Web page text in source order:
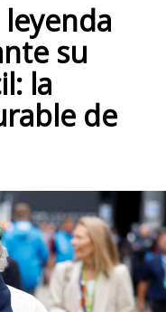
leyenda
su
la
de